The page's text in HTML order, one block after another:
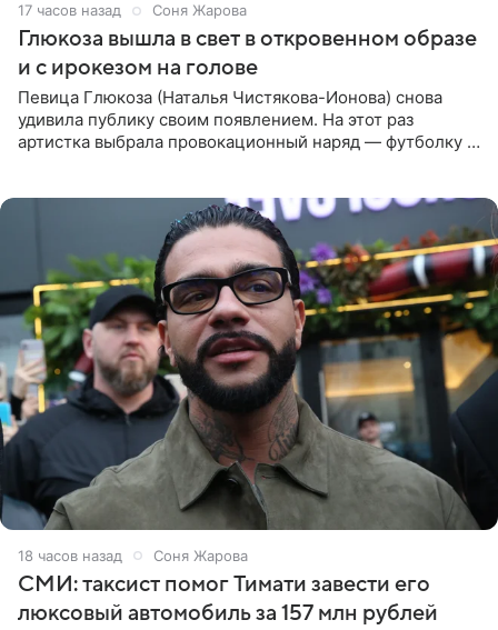
17 часов назад Соня Жарова
Глюкоза вышла в свет в откровенном образе
и с ирокезом на голове
Певица Глюкоза (Наталья Чистякова-Ионова) снова
удивила публику своим появлением. На этот раз
артистка выбрала провокационный наряд — футболку с
18 часов назад Соня Жарова
СМИ: таксист помог Тимати завести его
люксовый автомобиль за 157 млн рублей